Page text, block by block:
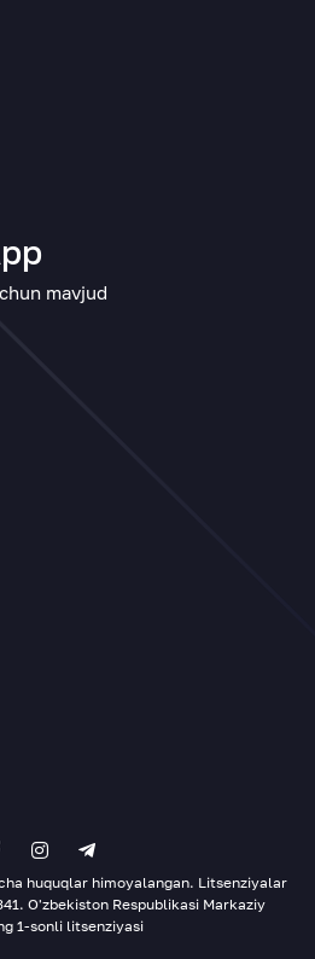
mavjud
huquqlar himoyalangan. Litsenziyalar
O'zbekiston Respublikasi Markaziy
1-sonli litsenziyasi